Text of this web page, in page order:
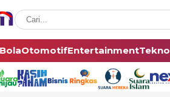
BolaOtomotifEntertainmentTekno